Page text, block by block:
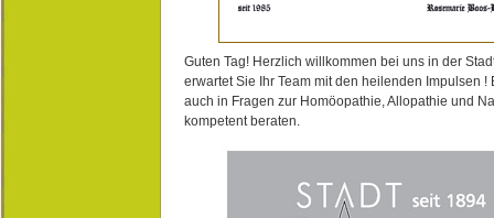
Guten Tag! Herzlich willkommen bei uns in der
erwartet Sie Ihr Team mit den heilenden Impulsen !
auch in Fragen zur Homöopathie, Allopathie und
kompetent beraten.